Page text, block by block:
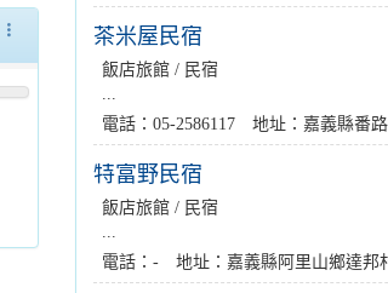
more_vert 茶米屋民宿
飯店旅館 / 民宿
...
電話：05-2586117 地址：嘉義縣番
特富野民宿
飯店旅館 / 民宿
...
電話：- 地址：嘉義縣阿里山鄉達邦